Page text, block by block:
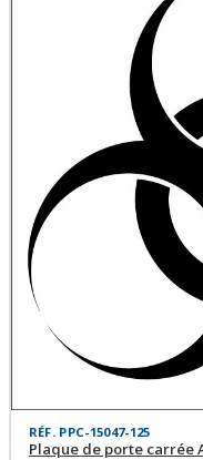
RÉF. PPC-15047-125
Plaque de porte